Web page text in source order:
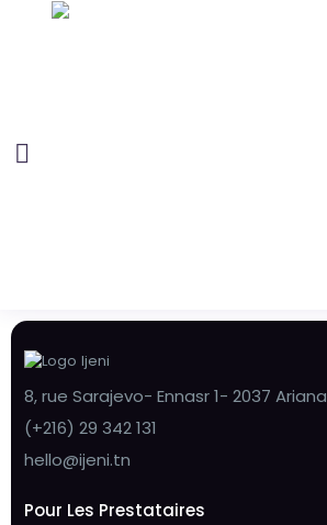
8, rue Sarajevo- Ennasr 1- 2037 Ariana
(+216) 29 342 131
hello@ijeni.tn
Pour Les Prestataires